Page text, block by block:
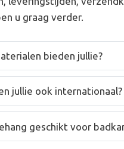
u graag verder.
bieden jullie?
jullie ook internationaal?
geschikt voor